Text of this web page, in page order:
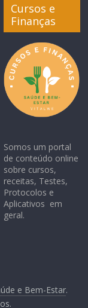
Cursos e
Finanças
Somos um portal
de conteúdo online
sobre cursos,
receitas, Testes,
Protocolos e
Aplicativos em
geral.
e Bem-Estar.